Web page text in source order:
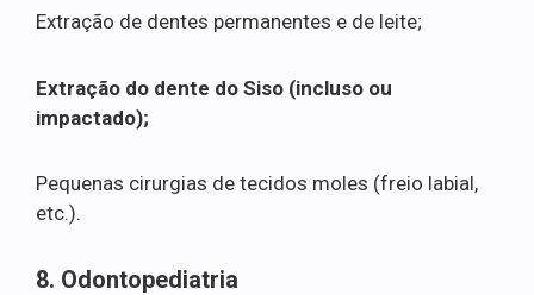
Extração de dentes permanentes e de leite;
Extração do dente do Siso (incluso ou
impactado);
Pequenas cirurgias de tecidos moles (freio labial,
etc.).
8. Odontopediatria